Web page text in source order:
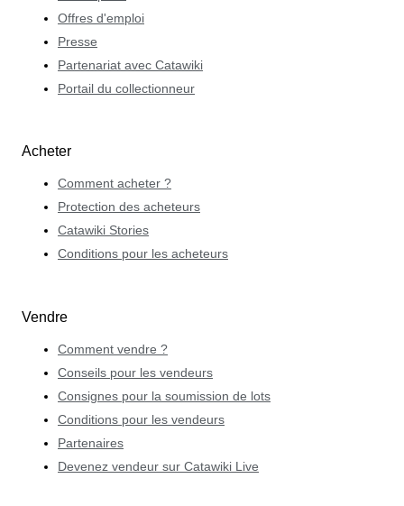
Offres d'emploi
Presse
Partenariat avec Catawiki
Portail du collectionneur
Acheter
Comment acheter ?
Protection des acheteurs
Catawiki Stories
Conditions pour les acheteurs
Vendre
Comment vendre ?
Conseils pour les vendeurs
Consignes pour la soumission de lots
Conditions pour les vendeurs
Partenaires
Devenez vendeur sur Catawiki Live